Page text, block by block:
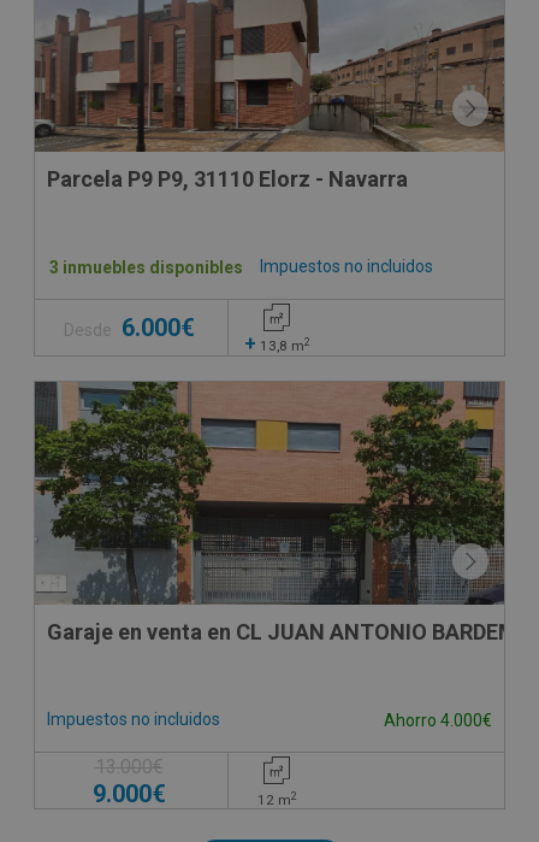
Parcela P9 P9, 31110 Elorz - Navarra
Impuestos no incluidos
3 inmuebles disponibles
Desde 6.000€
+ 13,8 m2
VPO
Garaje en venta en CL JUAN ANTONIO BARDEM, -
Impuestos no incluidos Ahorro 4.000€
13.000€
9.000€ 12 m2